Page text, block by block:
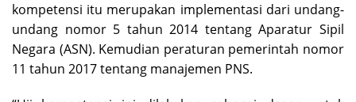
kompetensi itu merupakan implementasi dari undang-
undang nomor 5 tahun 2014 tentang Aparatur Sipil
Negara (ASN). Kemudian peraturan pemerintah nomor
11 tahun 2017 tentang manajemen PNS.